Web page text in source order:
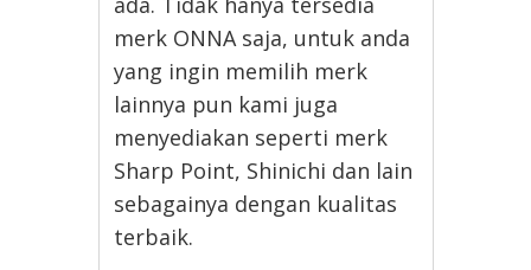
merk ONNA saja, untuk anda
yang ingin memilih merk
lainnya pun kami juga
menyediakan seperti merk
Sharp Point, Shinichi dan lain
sebagainya dengan kualitas
terbaik.